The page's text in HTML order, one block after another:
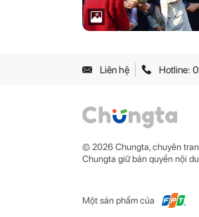
Liên hệ Hotline:
© 2026 Chungta, chuyên
Chungta giữ bản quyền nội
Một sản phẩm của